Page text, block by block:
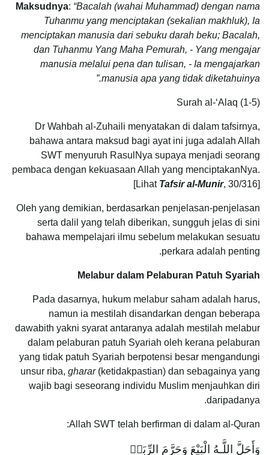
Maksudnya: “Bacalah (wahai Muhammad) dengan nama
Tuhanmu yang menciptakan (sekalian makhluk), Ia
menciptakan manusia dari sebuku darah beku; Bacalah,
dan Tuhanmu Yang Maha Pemurah, - Yang mengajar
manusia melalui pena dan tulisan, - Ia mengajarkan
manusia apa yang tidak diketahuinya.”
Surah al-‘Alaq (1-5)
Dr Wahbah al-Zuhaili menyatakan di dalam tafsirnya,
bahawa antara maksud bagi ayat ini juga adalah Allah
SWT menyuruh RasulNya supaya menjadi seorang
pembaca dengan kekuasaan Allah yang menciptakanNya.
[Lihat Tafsir al-Munir, 30/316]
Oleh yang demikian, berdasarkan penjelasan-penjelasan
serta dalil yang telah diberikan, sungguh jelas di sini
bahawa mempelajari ilmu sebelum melakukan sesuatu
perkara adalah penting.
Melabur dalam Pelaburan Patuh Syariah
Pada dasarnya, hukum melabur saham adalah harus,
namun ia mestilah disandarkan dengan beberapa
dawabith yakni syarat antaranya adalah mestilah melabur
dalam pelaburan patuh Syariah oleh kerana pelaburan
yang tidak patuh Syariah berpotensi besar mengandungi
unsur riba, gharar(ketidakpastian) dan sebagainya yang
wajib bagi seseorang individu Muslim menjauhkan diri
daripadanya.
Allah SWT telah berfirman di dalam al-Quran:
وَأَحَلَّ اللَّـهُ الْبَيْعَ وَحَرَّمَ الرِّبَاۚ